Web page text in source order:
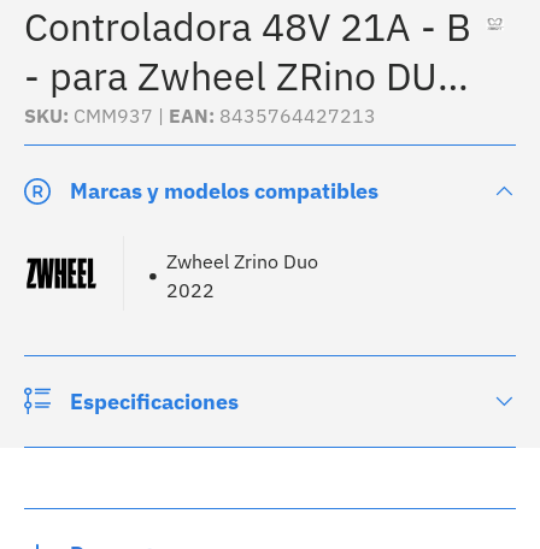
Controladora 48V 21A - B
- para Zwheel ZRino DUO
2022 - Limitada
SKU: CMM937 | EAN: 8435764427213
Marcas y modelos compatibles
Zwheel Zrino Duo
2022
Especificaciones